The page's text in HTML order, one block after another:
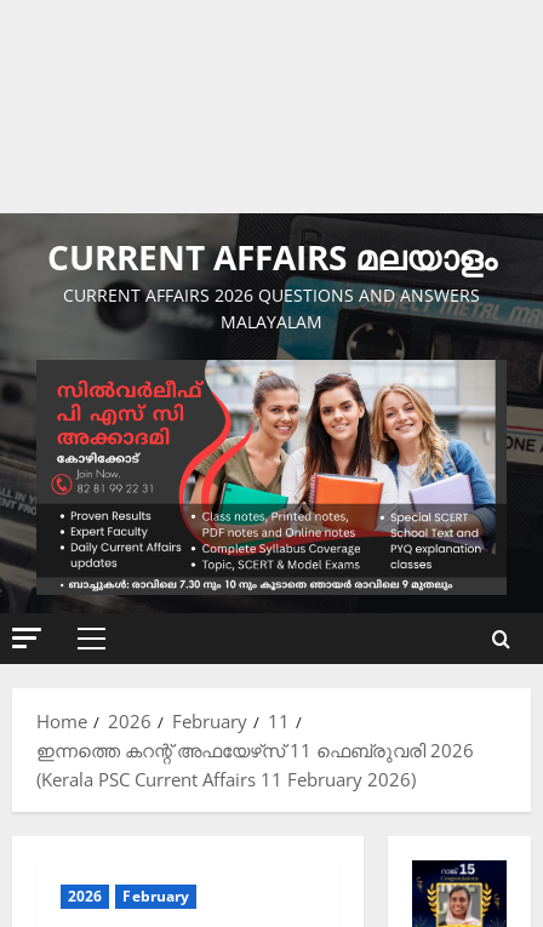
CURRENT AFFAIRS മലയാളം
CURRENT AFFAIRS 2026 QUESTIONS AND ANSWERS
MALAYALAM
Primary
Home
2026 February
11
ഇന്നത്തെ കറന്റ് അഫയേഴ്‌സ് 11 ഫെബ്രുവരി 2026
(Kerala PSC Current Affairs 11 February 2026)
2026 February